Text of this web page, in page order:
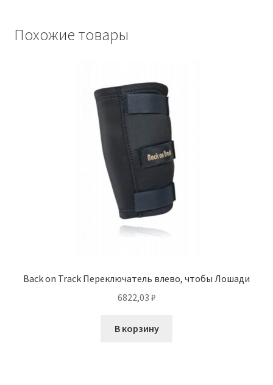
Похожие товары
Back on Track Переключатель влево, чтобы Лошади
6822,03 ₽
В корзину